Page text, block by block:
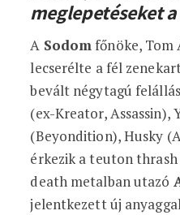
meglepetéseket
A Sodomfőnöke,
lecserélte a fél
bevált négytagú
(ex-Kreator, Assassin),
(Beyondition), Husky
érkezik a teuton
death metalban utazó
jelentkezett új